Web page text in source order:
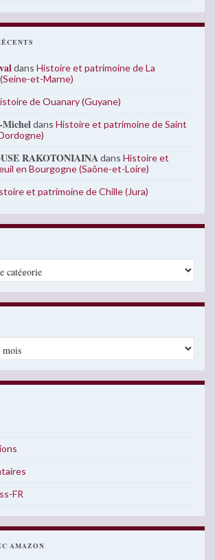
dans Histoire et patrimoine de La
et-Marne)
de Ouanary (Guyane)
Micheldans Histoire et patrimoine de Saint
RAKOTONIAINAdans Histoire et
en Bourgogne (Saône-et-Loire)
et patrimoine de Chille (Jura)
FR
AMAZON